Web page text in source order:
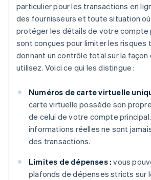
particulier pour les transactions en
des fournisseurs et toute situation
protéger les détails de votre compte
sont conçues pour limiter les risques
donnant un contrôle total sur la façon
utilisez. Voici ce qui les distingue :
Numéros de carte virtuelle
carte virtuelle possède son
de celui de votre compte
informations réelles ne sont
des transactions.
Limites de dépenses : vous
plafonds de dépenses stricts sur